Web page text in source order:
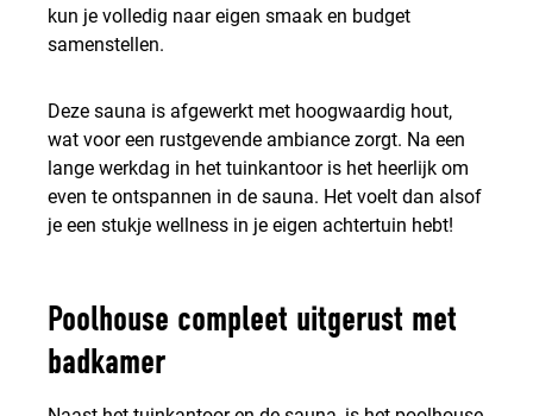
kun je volledig naar eigen smaak en budget
samenstellen.
Deze sauna is afgewerkt met hoogwaardig hout,
wat voor een rustgevende ambiance zorgt. Na een
lange werkdag in het tuinkantoor is het heerlijk om
even te ontspannen in de sauna. Het voelt dan alsof
je een stukje wellness in je eigen achtertuin hebt!
Poolhouse compleet uitgerust met
badkamer